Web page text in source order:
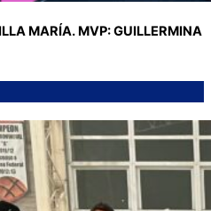
MARÍA. MVP: GUILLERMINA